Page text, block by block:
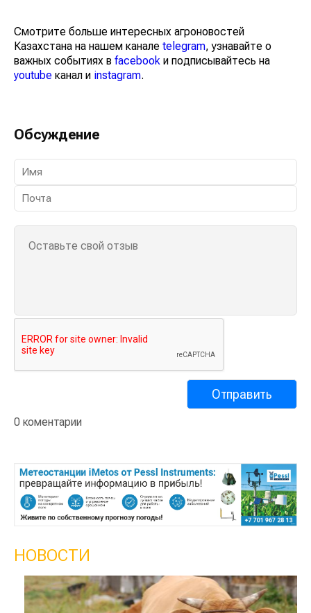
Смотрите больше интересных агроновостей
Казахстана на нашем канале telegram, узнавайте о
важных событиях в facebook и подписывайтесь на
youtube канал и instagram.
Обсуждение
0 коментарии
НОВОСТИ